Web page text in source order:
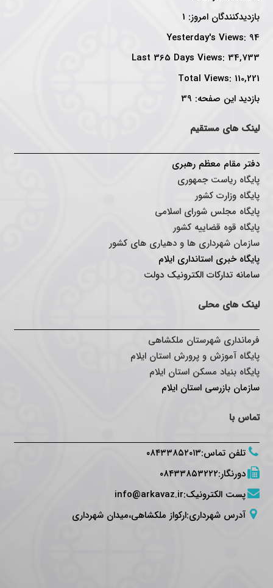
بازدیدکنندگان امروز: 1
Yesterday's Views: 94
Last 365 Days Views: 34,733
Total Views: 110,221
بازدید این صفحه: 39
لینک های مستقیم
دفتر مقام معظم رهبری
پایگاه ریاست جمهوری
پایگاه وزارت کشور
پایگاه مجلس شورای اسلامی
پایگاه قوه قضاییه کشور
سازمان شهرداری ها و دهیاری های کشور
پایگاه خبری استانداری ایلام
سامانه تدارکات الکترونیک دولت
لینک های محلی
فرمانداری شهرستان ملکشاهی
پایگاه آموزش و پرورش استان ایلام
پایگاه بنیاد مسکن استان ایلام
سازمان بازرسی استان ایلام
تماس با
تلفن تماس:۰۸۴۳۳۸۵۲۰۱۳
دورنگار:۰۸۴۳۳۸۵۳۲۲۲
پست الکترونیک:
info@arkavaz.ir
آدرس شهرداری:ارکواز ملکشاهی،میدان شهرداری